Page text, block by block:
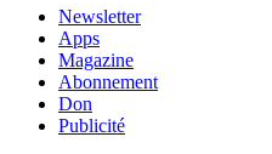
Newsletter
Apps
Magazine
Abonnement
Don
Publicité